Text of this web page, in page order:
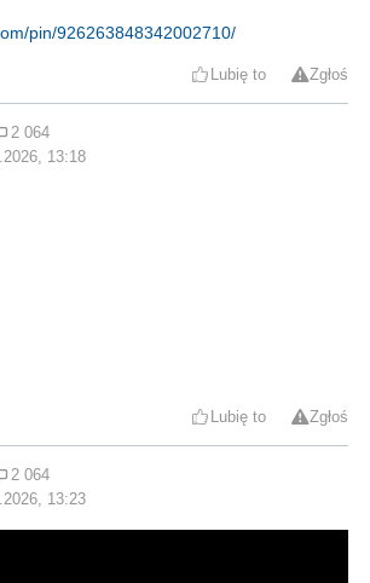
pin/926263848342002710/
Lubię to Zgłoś
2 064
13:18
Lubię to Zgłoś
2 064
13:23